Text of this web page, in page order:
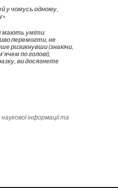
у чомусь одному,
мають уміти
перемогти, не
ризикнувши (знаючи,
по голові),
ви досягнете
інформації та